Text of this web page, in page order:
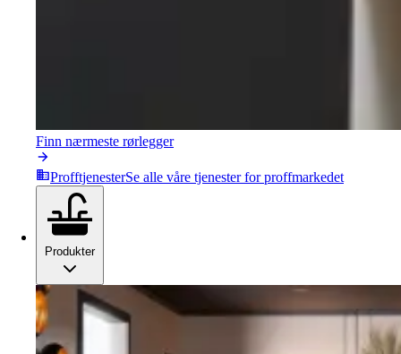
Finn nærmeste rørlegger
ProfftjenesterSe alle våre tjenester for proffmarkedet
Produkter